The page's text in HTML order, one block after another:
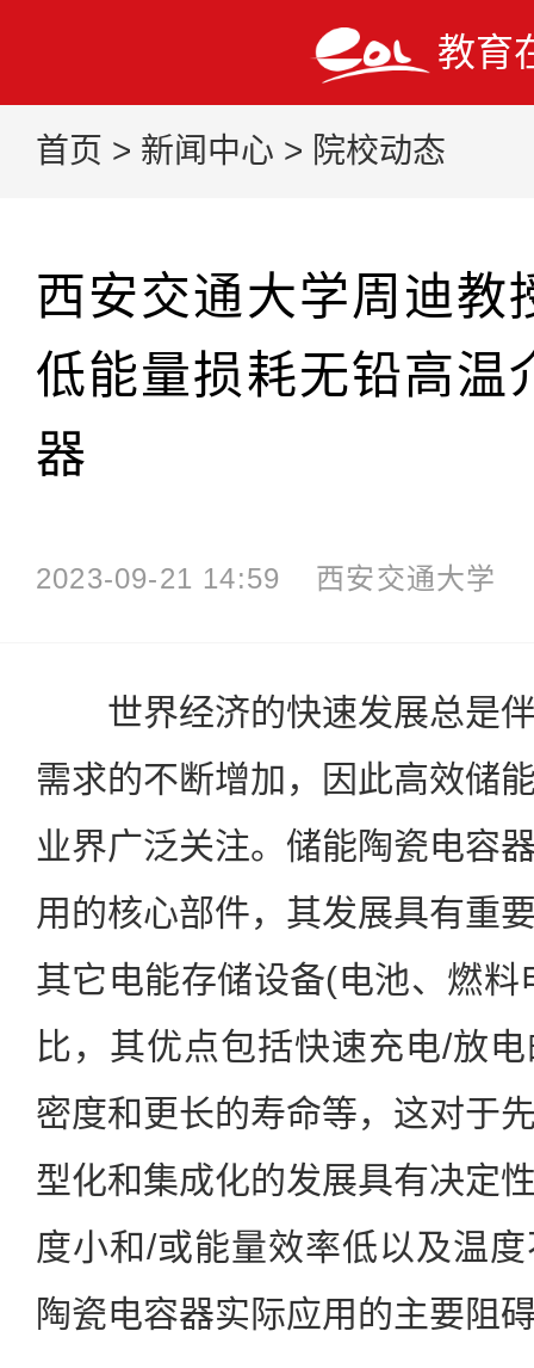
教育
首页 > 新闻中心 > 院校动态
西安交通大学周迪教
低能量损耗无铅高温
器
2023-09-21 14:59 西安交通大学
世界经济的快速发展总是伴
需求的不断增加，因此高效储
业界广泛关注。储能陶瓷电容
用的核心部件，其发展具有重
其它电能存储设备(电池、燃
比，其优点包括快速充电/放
密度和更长的寿命等，这对于
型化和集成化的发展具有决定
度小和/或能量效率低以及温
陶瓷电容器实际应用的主要阻